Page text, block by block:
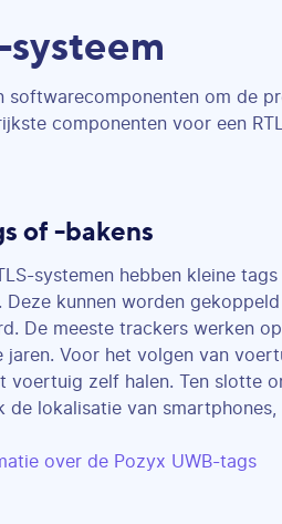
softwarecomponenten om de
componenten voor een
of -bakens
systemen hebben kleine
Deze kunnen worden
De meeste trackers werken
jaren. Voor het volgen van
voertuig zelf halen. Ten slotte
de lokalisatie van
over de Pozyx UWB-tags